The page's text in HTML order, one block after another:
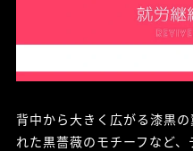
背中から大きく広がる漆黒
れた黒薔薇のモチーフなど